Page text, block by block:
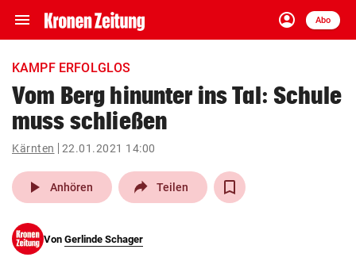
menu Navigation
ein-/ausklappen
account_circle
Anmelden
Abo
close Schließen
account_circle Anmelden
pin_drop
Wien arrow_right
KAMPF ERFOLGLOS
Vom Berg hinunter ins Tal: Schule
muss schließen
Kärnten 22.01.2021 14:00
play_arrow Anhören Teilen
Von Gerlinde Schager